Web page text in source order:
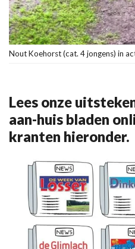
Nout Koehorst (cat. 4 jongens) in
Lees onze
aan-huis bladen
kranten hieronder.